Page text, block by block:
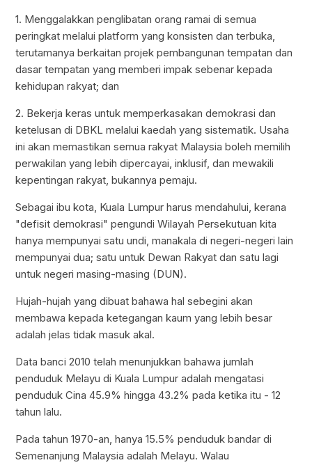
1. Menggalakkan penglibatan orang ramai di semua
peringkat melalui platform yang konsisten dan terbuka,
terutamanya berkaitan projek pembangunan tempatan dan
dasar tempatan yang memberi impak sebenar kepada
kehidupan rakyat; dan
2. Bekerja keras untuk memperkasakan demokrasi dan
ketelusan di DBKL melalui kaedah yang sistematik. Usaha
ini akan memastikan semua rakyat Malaysia boleh memilih
perwakilan yang lebih dipercayai, inklusif, dan mewakili
kepentingan rakyat, bukannya pemaju.
Sebagai ibu kota, Kuala Lumpur harus mendahului, kerana
"defisit demokrasi" pengundi Wilayah Persekutuan kita
hanya mempunyai satu undi, manakala di negeri-negeri lain
mempunyai dua; satu untuk Dewan Rakyat dan satu lagi
untuk negeri masing-masing (DUN).
Hujah-hujah yang dibuat bahawa hal sebegini akan
membawa kepada ketegangan kaum yang lebih besar
adalah jelas tidak masuk akal.
Data banci 2010 telah menunjukkan bahawa jumlah
penduduk Melayu di Kuala Lumpur adalah mengatasi
penduduk Cina 45.9% hingga 43.2% pada ketika itu - 12
tahun lalu.
Pada tahun 1970-an, hanya 15.5% penduduk bandar di
Semenanjung Malaysia adalah Melayu. Walau